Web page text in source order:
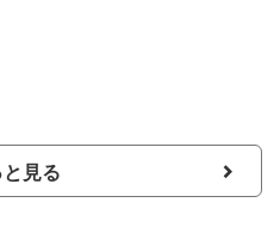
と見る